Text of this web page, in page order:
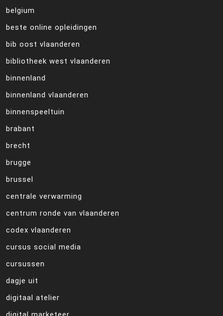
belgium
beste online opleidingen
bib oost vlaanderen
bibliotheek west vlaanderen
binnenland
binnenland vlaanderen
binnenspeeltuin
brabant
brecht
brugge
brussel
centrale verwarming
centrum ronde van vlaanderen
codex vlaanderen
cursus social media
cursussen
dagje uit
digitaal atelier